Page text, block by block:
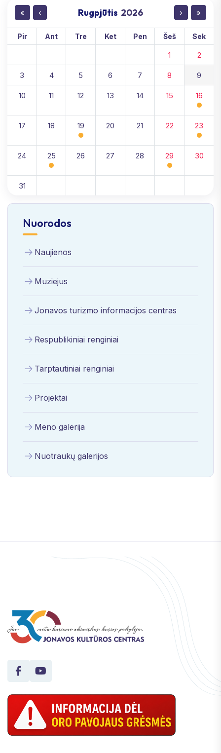
« ‹ Rugpjūtis 2026 › »
Pir Ant Tre Ket Pen Šeš Sek
1 2
3 4 5 6 7 8 9
10 11 12 13 14 15 16
17 18 19 20 21 22 23
24 25 26 27 28 29 30
31
Nuorodos
Naujienos
Muziejus
Jonavos turizmo informacijos centras
Respublikiniai renginiai
Tarptautiniai renginiai
Projektai
Meno galerija
Nuotraukų galerijos